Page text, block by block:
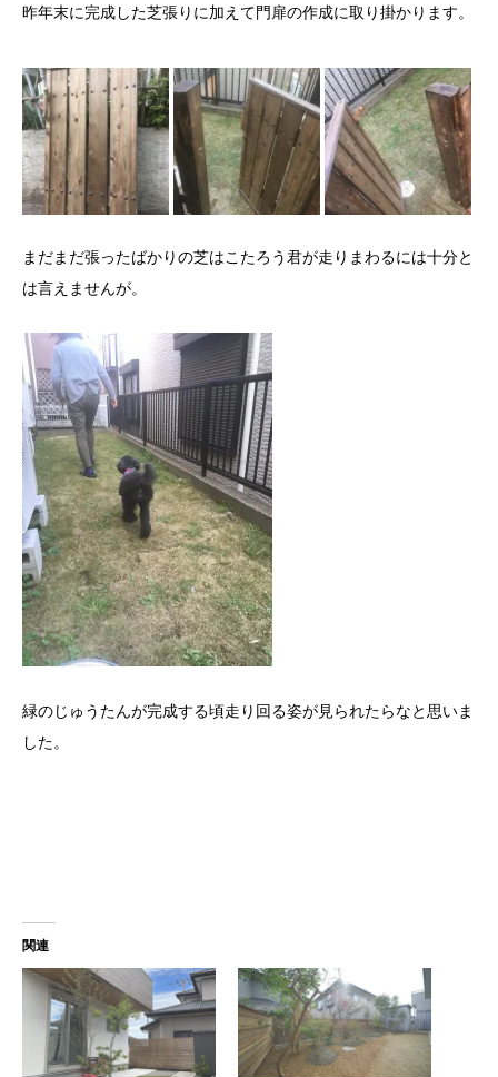
昨年末に完成した芝張りに加えて門扉の作成に取り掛かります。
まだまだ張ったばかりの芝はこたろう君が走りまわるには十分と
は言えませんが。
緑のじゅうたんが完成する頃走り回る姿が見られたらなと思いま
した。
関連